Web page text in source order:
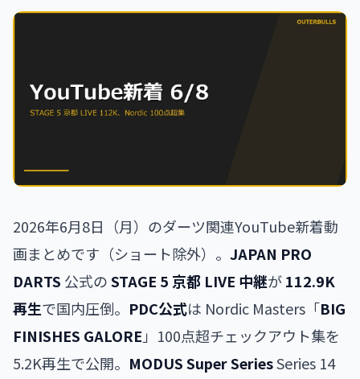
2026年6月8日（月）のダーツ関連YouTube新着動
画まとめです（ショート除外）。 JAPAN PRO
DARTS 公式のSTAGE 5 京都 LIVE 中継が112.9K
再生で国内圧倒。 PDC公式は Nordic Masters「BIG
FINISHES GALORE」100点超チェックアウト集を
5.2K再生で公開。 MODUS Super SeriesSeries 14